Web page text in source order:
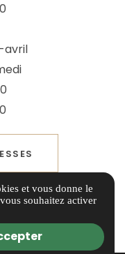
avril
et vous donne le
souhaitez activer